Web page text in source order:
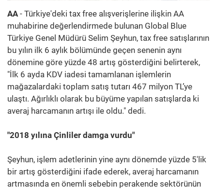
AA - Türkiye'deki tax free alışverişlerine ilişkin AA
muhabirine değerlendirmede bulunan Global Blue
Türkiye Genel Müdürü Selim Şeyhun, tax free satışlarının
bu yılın ilk 6 aylık bölümünde geçen senenin aynı
dönemine göre yüzde 48 artış gösterdiğini belirterek,
"İlk 6 ayda KDV iadesi tamamlanan işlemlerin
mağazalardaki toplam satış tutarı 467 milyon TL’ye
ulaştı. Ağırlıklı olarak bu büyüme yapılan satışlarda ki
averaj harcamanın artışı ile oldu." dedi.
"2018 yılına Çinliler damga vurdu"
Şeyhun, işlem adetlerinin yine aynı dönemde yüzde 5'lik
bir artış gösterdiğini ifade ederek, averaj harcamanın
artmasında en önemli sebebin perakende sektörünün